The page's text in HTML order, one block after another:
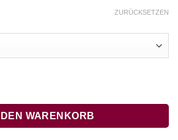
ZURÜCKSETZEN
DEN WARENKORB